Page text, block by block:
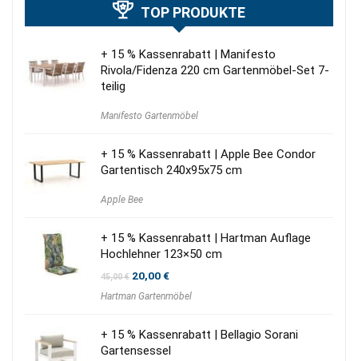
TOP PRODUKTE
+ 15 % Kassenrabatt | Manifesto
Rivola/Fidenza 220 cm Gartenmöbel-Set 7-
teilig
Manifesto Gartenmöbel
+ 15 % Kassenrabatt | Apple Bee Condor
Gartentisch 240x95x75 cm
Apple Bee
+ 15 % Kassenrabatt | Hartman Auflage
Hochlehner 123×50 cm
45,00€ Ursprünglicher
war:
20,00€Aktueller
ist:
Hartman Gartenmöbel
+ 15 % Kassenrabatt | Bellagio Sorani
Gartensessel